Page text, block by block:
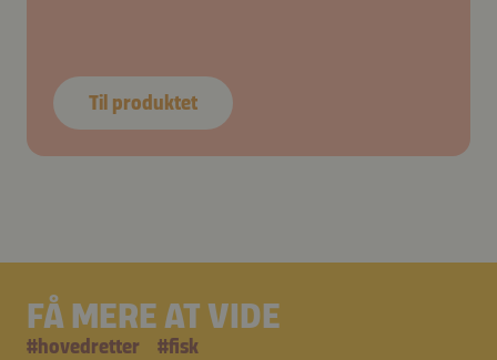
Til produktet
FÅ MERE AT VIDE
#hovedretter #fisk